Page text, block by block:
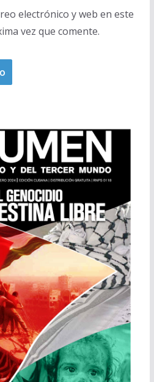
electrónico y web en este
vez que comente.